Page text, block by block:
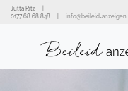
Direkt
zum
Jutta Ritz
0177 68 68 848